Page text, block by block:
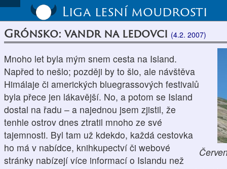
Liga lesní moudrosti
Grónsko: vandr na ledovci (4.2. 2007)
Mnoho let byla mým snem cesta na Island.
Napřed to nešlo; později by to šlo, ale návštěva
Himálaje či amerických bluegrassových festivalů
byla přece jen lákavější. No, a potom se Island
dostal na řadu – a najednou jsem zjistil, že
tenhle ostrov dnes ztratil mnoho ze své
tajemnosti. Byl tam už kdekdo, každá cestovka
ho má v nabídce, knihkupectví či webové
stránky nabízejí více informací o Islandu než